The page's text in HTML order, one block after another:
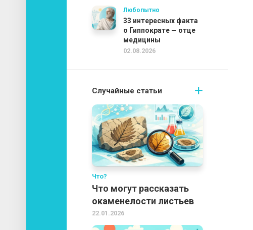
Любопытно
33 интересных факта
о Гиппократе — отце
медицины
02.08.2026
Случайные статьи
Что?
Что могут рассказать
окаменелости листьев
22.01.2026